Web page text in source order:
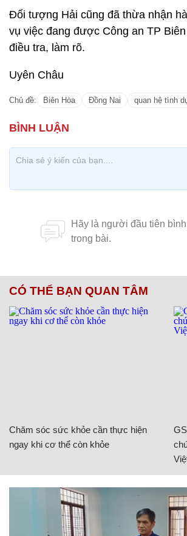
Đối tượng Hải cũng đã thừa nhận
vụ việc đang được Công an TP
điều tra, làm rõ.
Uyên Châu
Chủ đề: Biên Hòa Đồng Nai quan hệ tình
CÓ THỂ BẠN QUAN TÂM
Chăm sóc sức khỏe cần thực hiện
ngay khi cơ thể còn khỏe